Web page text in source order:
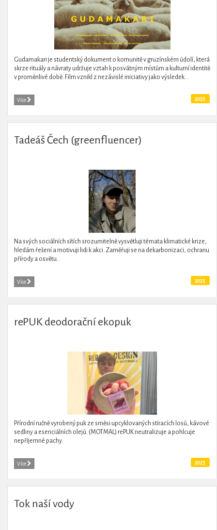
Gudamakari je studentský dokument o komunitě v gruzínském údolí, která
skrze rituály a návraty udržuje vztah k posvátným místům a kulturní identitě
v proměnlivé době. Film vznikl z nezávislé iniciativy jako výsledek...
Více 2025
Tadeáš Čech (greenfluencer)
Na svých sociálních sítích srozumitelně vysvětluji témata klimatické krize,
hledám řešení a motivuji lidi k akci. Zaměřuji se na dekarbonizaci, ochranu
přírody a osvětu.
Více 2025
rePUK deodorační ekopuk
Přírodní ručně vyrobený puk ze směsi upcyklovaných stíracích losů, kávové
sedliny a esenciálních olejů. (MOTMAL) rePUK neutralizuje a pohlcuje
nepříjemné pachy.
Více 2025
Tok naší vody